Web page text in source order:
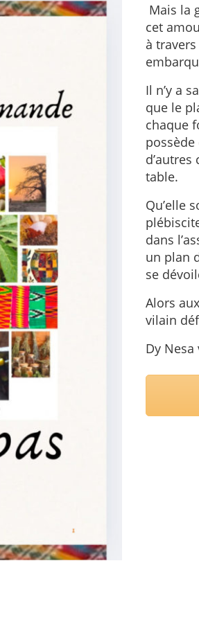
Mais la
cet
à
Il n’y a
que le
chaque
table.
Qu’elle
dans
un plan
se
Alors
vilain
Dy